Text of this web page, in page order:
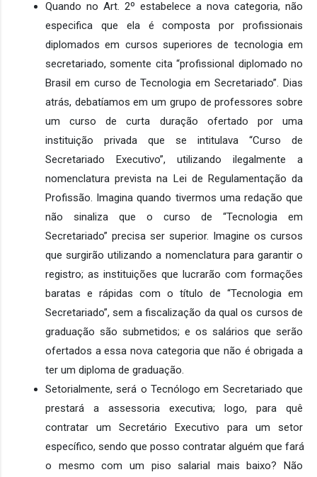
Quando no Art. 2º estabelece a nova categoria, não
especifica que ela é composta por profissionais
diplomados em cursos superiores de tecnologia em
secretariado, somente cita “profissional diplomado no
Brasil em curso de Tecnologia em Secretariado”. Dias
atrás, debatíamos em um grupo de professores sobre
um curso de curta duração ofertado por uma
instituição privada que se intitulava “Curso de
Secretariado Executivo”, utilizando ilegalmente a
nomenclatura prevista na Lei de Regulamentação da
Profissão. Imagina quando tivermos uma redação que
não sinaliza que o curso de “Tecnologia em
Secretariado” precisa ser superior. Imagine os cursos
que surgirão utilizando a nomenclatura para garantir o
registro; as instituições que lucrarão com formações
baratas e rápidas com o título de “Tecnologia em
Secretariado”, sem a fiscalização da qual os cursos de
graduação são submetidos; e os salários que serão
ofertados a essa nova categoria que não é obrigada a
ter um diploma de graduação.
Setorialmente, será o Tecnólogo em Secretariado que
prestará a assessoria executiva; logo, para quê
contratar um Secretário Executivo para um setor
específico, sendo que posso contratar alguém que fará
o mesmo com um piso salarial mais baixo? Não